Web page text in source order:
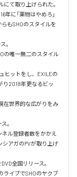
て取り上げられた。
に「薬物はやめろ」
もSHOのスタイルを
。
の唯一無二のスタイル
ヒットをし、EXILEの
り2018年更なるビッ
在世界的な広がりをみ
。
ル登録者数をかかえ
シアガのPVが取り上げ
全国リリース。
ライブでSHOのヤクブ